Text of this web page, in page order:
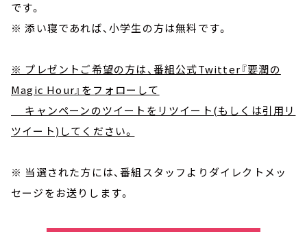
です。
※ 添い寝であれば、小学生の方は無料です。
※ プレゼントご希望の方は、番組公式Twitter『要潤の
Magic Hour』をフォローして
キャンペーンのツイートをリツイート(もしくは引用リ
ツイート)してください。
※ 当選された方には、番組スタッフよりダイレクトメッ
セージをお送りします。